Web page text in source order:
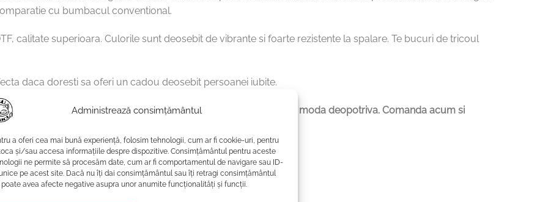
Administrează consimțământul
a oferi cea mai bună experiență, folosim tehnologii, cum ar fi cookie-uri, pentru
și/sau accesa informațiile despre dispozitive. Consimțământul pentru aceste
ne permite să procesăm date, cum ar fi comportamentul de navigare sau ID-
pe acest site. Dacă nu îți dai consimțământul sau îți retragi consimțământul
avea afecte negative asupra unor anumite funcționalități și funcții.
cu bumbacul conventional.
calitate superioara. Culorile sunt deosebit de vibrante si foarte rezistente la spalare. Te bucuri de tricoul
daca doresti sa oferi un cadou deosebit persoanei iubite.
eco-friendly, purrrfecte pentru iubitorii de pisici si pasionatii de moda deopotriva. Comanda acum si